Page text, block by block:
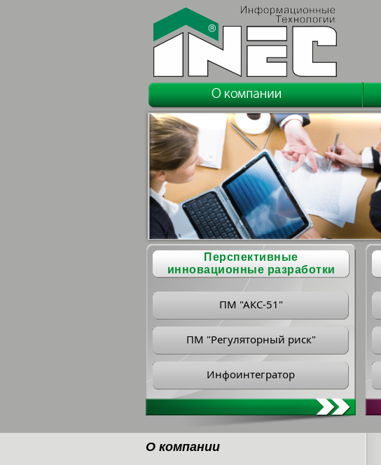
Перспективные
инновационные разработки
ПМ "АКС-51"
ПМ "Регуляторный риск"
Инфоинтегратор
О компании